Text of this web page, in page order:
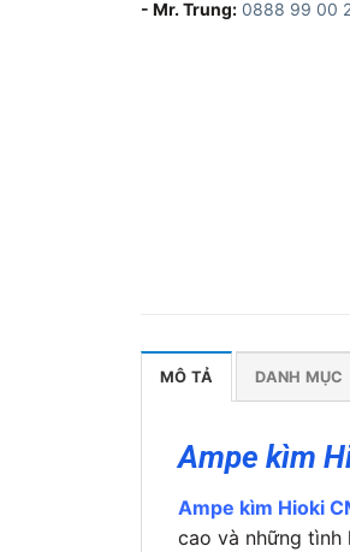
- Mr. Trung: 0888 99 00
MÔ TẢ DANH MỤC
Ampe kìm
Ampe kìm Hioki
cao và những tình